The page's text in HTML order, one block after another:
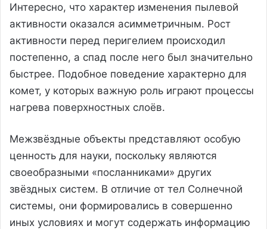
Интересно, что характер изменения пылевой
активности оказался асимметричным. Рост
активности перед перигелием происходил
постепенно, а спад после него был значительно
быстрее. Подобное поведение характерно для
комет, у которых важную роль играют процессы
нагрева поверхностных слоёв.
Межзвёздные объекты представляют особую
ценность для науки, поскольку являются
своеобразными «посланниками» других
звёздных систем. В отличие от тел Солнечной
системы, они формировались в совершенно
иных условиях и могут содержать информацию